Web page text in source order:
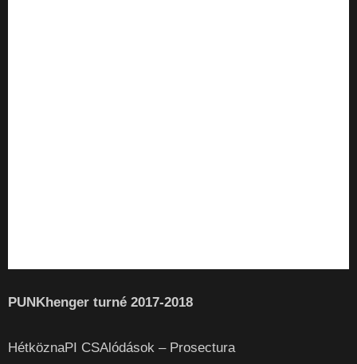
PUNKhenger turné 2017-2018
HétköznaPI CSAlódások – Prosectura